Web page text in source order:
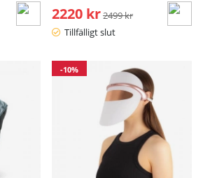
2220 kr Ordinarie pris:
2499 kr
Tillfälligt slut
-10%